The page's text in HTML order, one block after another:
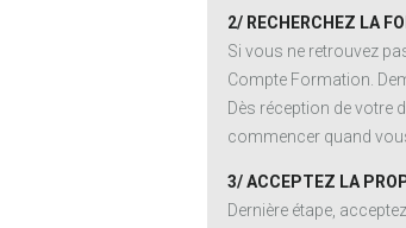
2/ RECHERCHEZ LA
Si vous ne retrouvez
Compte Formation.
Dès réception de votre
commencer quand
3/ ACCEPTEZ LA
Dernière étape,